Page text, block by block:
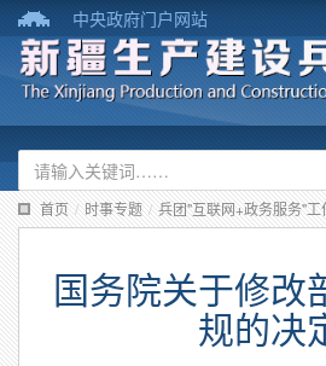
中央政府门户网站
首页 / 时事专题 / 兵团"互联网+政务服务"
国务院关于修改
规的决